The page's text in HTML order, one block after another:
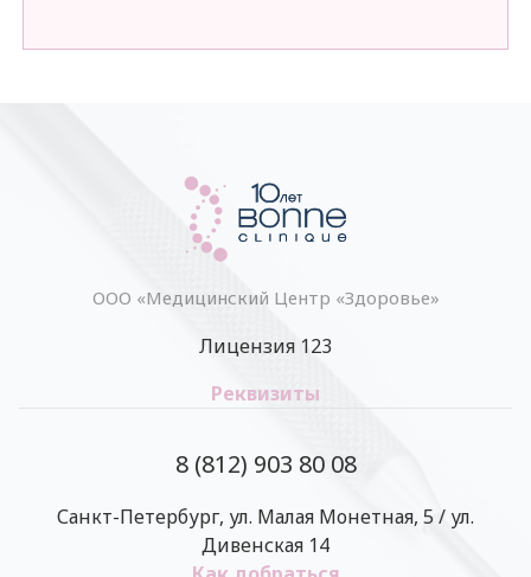
ООО «Медицинский Центр «Здоровье»
Лицензия 123
Реквизиты
8 (812) 903 80 08
Санкт-Петербург, ул. Малая Монетная, 5 / ул.
Дивенская 14